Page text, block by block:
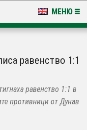
МЕНЮ
равенство 1:1
равенство 1:1 в
противници от Дунав